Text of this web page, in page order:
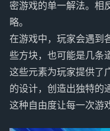
密游戏的单一解法。相
略。
在游戏中，玩家会遇到
些方块，也可能是几条
这些元素为玩家提供了
的设计，创造出独特的
这种自由度让每一次游